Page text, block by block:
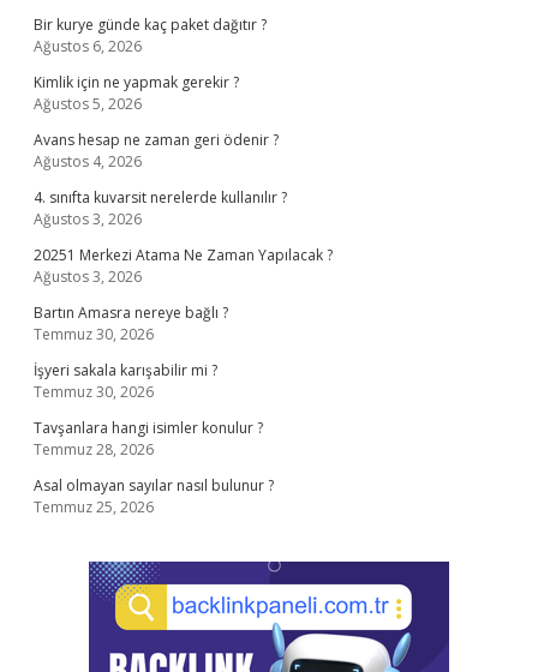
Bir kurye günde kaç paket dağıtır ?
Ağustos 6, 2026
Kimlik için ne yapmak gerekir ?
Ağustos 5, 2026
Avans hesap ne zaman geri ödenir ?
Ağustos 4, 2026
4. sınıfta kuvarsit nerelerde kullanılır ?
Ağustos 3, 2026
20251 Merkezi Atama Ne Zaman Yapılacak ?
Ağustos 3, 2026
Bartın Amasra nereye bağlı ?
Temmuz 30, 2026
İşyeri sakala karışabilir mi ?
Temmuz 30, 2026
Tavşanlara hangi isimler konulur ?
Temmuz 28, 2026
Asal olmayan sayılar nasıl bulunur ?
Temmuz 25, 2026